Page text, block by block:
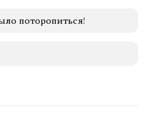
поторопиться!